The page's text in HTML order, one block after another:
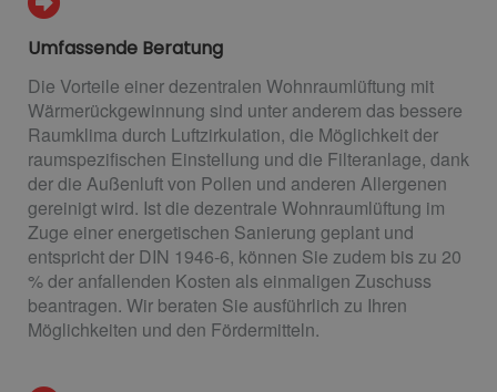
Umfassende Beratung
Die Vorteile einer dezentralen Wohnraumlüftung mit
Wärmerückgewinnung sind unter anderem das bessere
Raumklima durch Luftzirkulation, die Möglichkeit der
raumspezifischen Einstellung und die Filteranlage, dank
der die Außenluft von Pollen und anderen Allergenen
gereinigt wird. Ist die dezentrale Wohnraumlüftung im
Zuge einer energetischen Sanierung geplant und
entspricht der DIN 1946-6, können Sie zudem bis zu 20
% der anfallenden Kosten als einmaligen Zuschuss
beantragen. Wir beraten Sie ausführlich zu Ihren
Möglichkeiten und den Fördermitteln.